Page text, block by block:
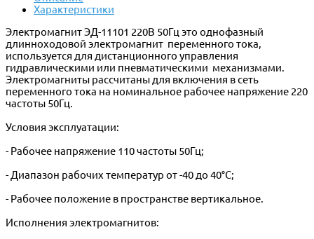
Характеристики
Электромагнит ЭД-11101 220В 50Гц это однофазный
длинноходовой электромагнит переменного тока,
используется для дистанционного управления
гидравлическими или пневматическими механизмами.
Электромагниты рассчитаны для включения в сеть
переменного тока на номинальное рабочее напряжение 220
частоты 50Гц.
Условия эксплуатации:
- Рабочее напряжение 110 частоты 50Гц;
- Диапазон рабочих температур от -40 до 40°С;
- Рабочее положение в пространстве вертикальное.
Исполнения электромагнитов: